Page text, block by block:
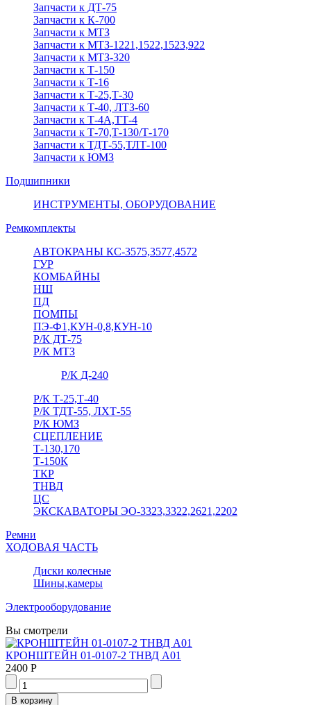
Запчасти к ДТ-75
Запчасти к К-700
Запчасти к МТЗ
Запчасти к МТЗ-1221,1522,1523,922
Запчасти к МТЗ-320
Запчасти к Т-150
Запчасти к Т-16
Запчасти к Т-25,Т-30
Запчасти к Т-40, ЛТЗ-60
Запчасти к Т-4А,ТТ-4
Запчасти к Т-70,Т-130/Т-170
Запчасти к ТДТ-55,ТЛТ-100
Запчасти к ЮМЗ
Подшипники
ИНСТРУМЕНТЫ, ОБОРУДОВАНИЕ
Ремкомплекты
АВТОКРАНЫ КС-3575,3577,4572
ГУР
КОМБАЙНЫ
НШ
ПД
ПОМПЫ
ПЭ-Ф1,КУН-0,8,КУН-10
Р/К ДТ-75
Р/К МТЗ
Р/К Д-240
Р/К Т-25,Т-40
Р/К ТДТ-55, ЛХТ-55
Р/К ЮМЗ
СЦЕПЛЕНИЕ
Т-130,170
Т-150К
ТКР
ТНВД
ЦС
ЭКСКАВАТОРЫ ЭО-3323,3322,2621,2202
Ремни
ХОДОВАЯ ЧАСТЬ
Диски колесные
Шины,камеры
Электрооборудование
Вы смотрели
КРОНШТЕЙН 01-0107-2 ТНВД А01
2400 Р